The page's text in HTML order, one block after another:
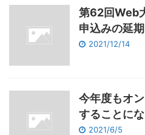
第62回Web
申込みの延
2021/12/14
今年度もオ
することに
2021/6/5